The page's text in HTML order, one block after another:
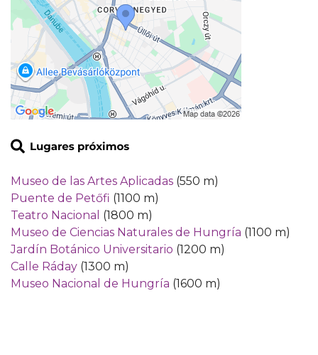
Museo de las Artes Aplicadas (550 m)
Puente de Petőfi (1100 m)
Teatro Nacional (1800 m)
Museo de Ciencias Naturales de Hungría (1100 m)
Jardín Botánico Universitario (1200 m)
Calle Ráday (1300 m)
Museo Nacional de Hungría (1600 m)